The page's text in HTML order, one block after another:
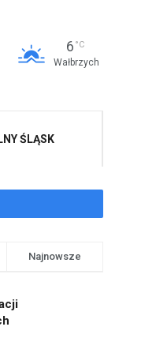
6 °C
Wałbrzych
ŚLĄSK
Najnowsze